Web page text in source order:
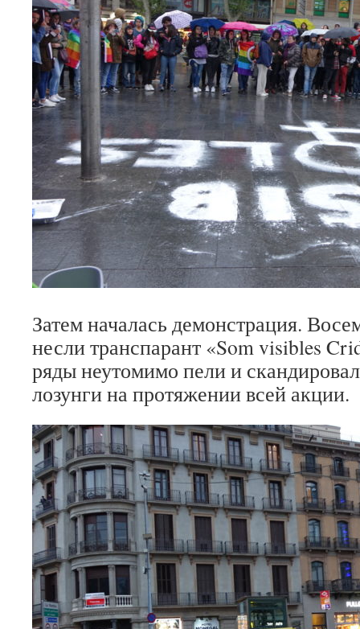
Затем началась демонстрация.
несли транспарант «Som visibles
ряды неутомимо пели и
лозунги на протяжении всей акции.